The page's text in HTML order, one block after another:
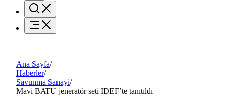
Ana Sayfa/
Haberler/
Savunma Sanayi/
Mavi BATU jeneratör seti IDEF’te tanıtıldı